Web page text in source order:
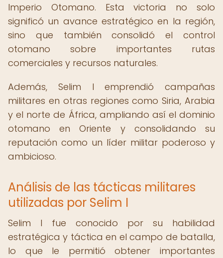
Imperio Otomano. Esta victoria no solo
significó un avance estratégico en la región,
sino que también consolidó el control
otomano sobre importantes rutas
comerciales y recursos naturales.
Además, Selim I emprendió campañas
militares en otras regiones como Siria, Arabia
y el norte de África, ampliando así el dominio
otomano en Oriente y consolidando su
reputación como un líder militar poderoso y
ambicioso.
Análisis de las tácticas militares
utilizadas por Selim I
Selim I fue conocido por su habilidad
estratégica y táctica en el campo de batalla,
lo que le permitió obtener importantes